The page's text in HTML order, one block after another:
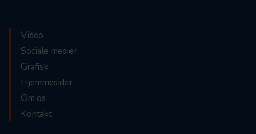
Video
Sociale medier
Grafisk
Hjemmesider
Om os
Kontakt